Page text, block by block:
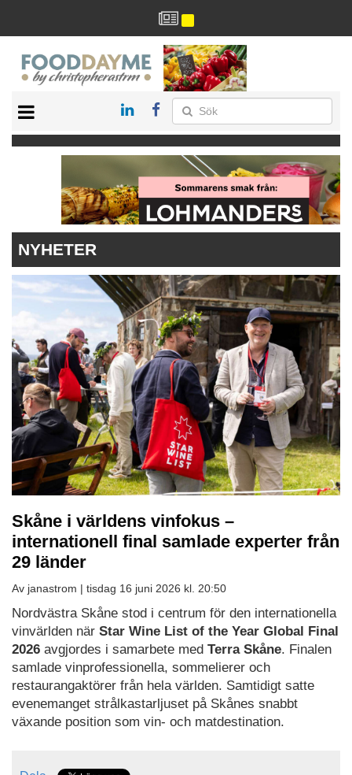
DRYCK
RECEPT
RESTAURANG
NYHETER
Skåne i världens vinfokus –
internationell final samlade experter från
29 länder
Av janastrom | tisdag 16 juni 2026 kl. 20:50
Nordvästra Skåne stod i centrum för den internationella
vinvärlden när Star Wine List of the Year Global Final
2026 avgjordes i samarbete med Terra Skåne. Finalen
samlade vinprofessionella, sommelierer och
restaurangaktörer från hela världen. Samtidigt satte
evenemanget strålkastarljuset på Skånes snabbt
växande position som vin- och matdestination.